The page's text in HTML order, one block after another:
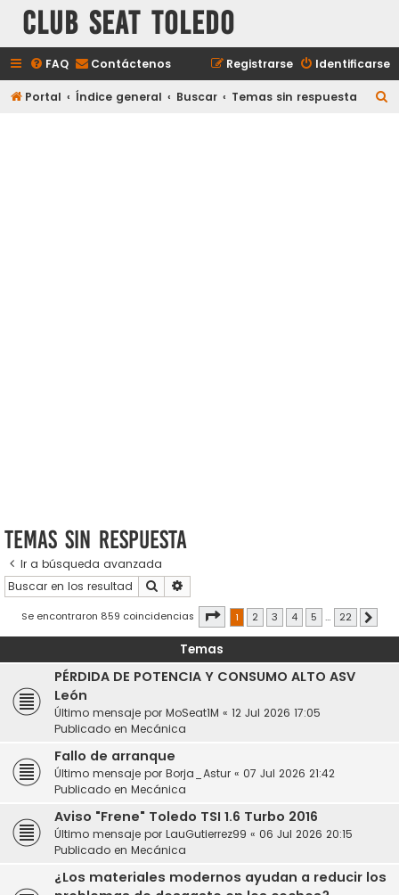
Club Seat Toledo
FAQ Contáctenos Identificarse
Registrarse
Portal Índice general Buscar Temas sin respuesta
Temas sin respuesta
Ir a búsqueda avanzada
Buscar
Se encontraron 859 coincidencias Página de 22
1 2 3 4 5 … 22
Temas
PÉRDIDA DE POTENCIA Y CONSUMO ALTO ASV
León
Último mensaje por MoSeat1M « 12 Jul 2026 17:05
Publicado en Mecánica
Fallo de arranque
Último mensaje por Borja_Astur « 07 Jul 2026 21:42
Publicado en Mecánica
Aviso "Frene" Toledo TSI 1.6 Turbo 2016
Último mensaje por LauGutierrez99 « 06 Jul 2026 20:15
Publicado en Mecánica
¿Los materiales modernos ayudan a reducir los